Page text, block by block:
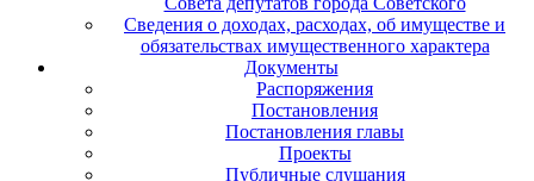
Сведения о доходах, расходах, об имуществе и
обязательствах имущественного характера
Документы
Распоряжения
Постановления
Постановления главы
Проекты
Публичные слушания